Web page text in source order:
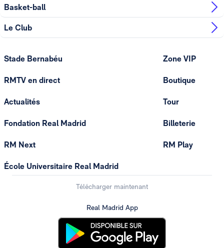
Basket-ball
Le Club
Stade Bernabéu
RMTV en direct
Actualités
Fondation Real Madrid
RM Next
École Universitaire Real Madrid
Zone VIP
Boutique
Tour
Billeterie
RM Play
Télécharger maintenant
Real Madrid App